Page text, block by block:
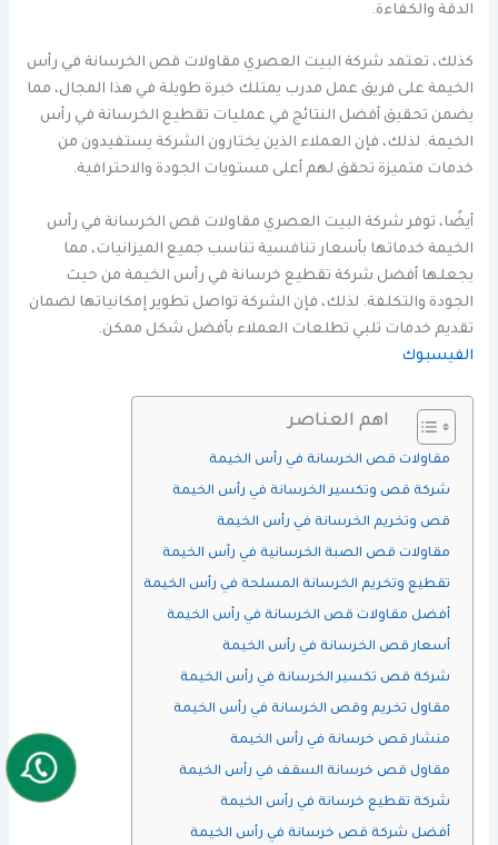
الدقة والكفاءة.
كذلك، تعتمد شركة البيت العصري مقاولات قص الخرسانة في رأس
الخيمة على فريق عمل مدرب يمتلك خبرة طويلة في هذا المجال، مما
يضمن تحقيق أفضل النتائج في عمليات تقطيع الخرسانة في رأس
الخيمة. لذلك، فإن العملاء الذين يختارون الشركة يستفيدون من
خدمات متميزة تحقق لهم أعلى مستويات الجودة والاحترافية.
أيضًا، توفر شركة البيت العصري مقاولات قص الخرسانة في رأس
الخيمة خدماتها بأسعار تنافسية تناسب جميع الميزانيات، مما
يجعلها أفضل شركة تقطيع خرسانة في رأس الخيمة من حيث
الجودة والتكلفة. لذلك، فإن الشركة تواصل تطوير إمكانياتها لضمان
تقديم خدمات تلبي تطلعات العملاء بأفضل شكل ممكن.
الفيسبوك
اهم العناصر
مقاولات قص الخرسانة في رأس الخيمة
شركة قص وتكسير الخرسانة في رأس الخيمة
قص وتخريم الخرسانة في رأس الخيمة
مقاولات قص الصبة الخرسانية في رأس الخيمة
تقطيع وتخريم الخرسانة المسلحة في رأس الخيمة
أفضل مقاولات قص الخرسانة في رأس الخيمة
أسعار قص الخرسانة في رأس الخيمة
شركة قص تكسير الخرسانة في رأس الخيمة
مقاول تخريم وقص الخرسانة في رأس الخيمة
منشار قص خرسانة في رأس الخيمة
مقاول قص خرسانة السقف في رأس الخيمة
شركة تقطيع خرسانة في رأس الخيمة
أفضل شركة قص خرسانة في رأس الخيمة